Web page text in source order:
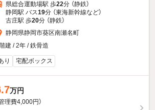
県総合運動場駅 歩22分 （静鉄）
静岡駅 バス19分 （東海新幹線など）
古庄駅 歩20分 （静鉄）
静岡県静岡市葵区南瀬名町
建 / 2年 / 鉄骨造
り 宅配ボックス
万円
管理費4,000円）